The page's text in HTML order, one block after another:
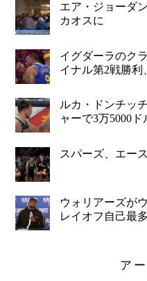
エア・ジョーダ
カオスに
イグダーラのク
イナル第2戦勝
ルカ・ドンチッ
ャーで3万5000
スパーズ、エー
ウォリアーズが
レイオフ自己最
ア